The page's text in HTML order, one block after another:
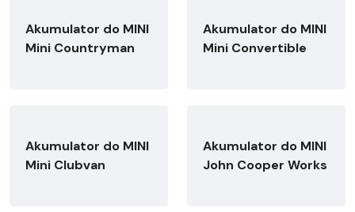
Akumulator do MINI
Mini Countryman
Akumulator do MINI
Mini Convertible
Akumulator do MINI
Mini Clubvan
Akumulator do MINI
John Cooper Works